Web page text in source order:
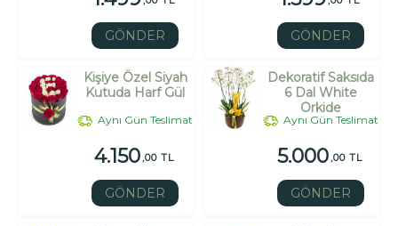
GÖNDER GÖNDER
Kişiye Özel Siyah
Kutuda Harf Gül
Aynı Gün Teslimat
4.150,00 TL
GÖNDER
Dekoratif Saksıda
6 Dal White
Orkide
Aynı Gün Teslimat
5.000,00 TL
GÖNDER